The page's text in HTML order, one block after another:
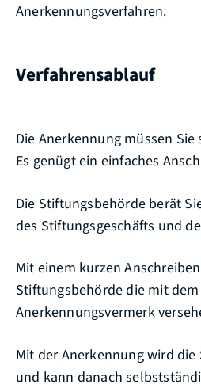
Anerkennungsverfahren.
Verfahrensablauf
Die Anerkennung müssen
Es genügt ein einfaches
Die Stiftungsbehörde berät
des Stiftungsgeschäfts und
Mit einem kurzen
Stiftungsbehörde die mit dem
Anerkennungsvermerk
Mit der Anerkennung wird
und kann danach